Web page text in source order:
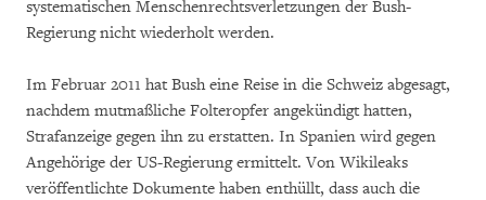
systematischen Menschenrechtsverletzungen der Bush-
Regierung nicht wiederholt werden.
Im Februar 2011 hat Bush eine Reise in die Schweiz abgesagt,
nachdem mutmaßliche Folteropfer angekündigt hatten,
Strafanzeige gegen ihn zu erstatten. In Spanien wird gegen
Angehörige der US-Regierung ermittelt. Von Wikileaks
veröffentlichte Dokumente haben enthüllt, dass auch die